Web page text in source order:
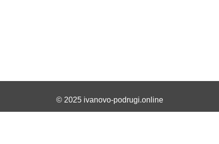
© 2025 ivanovo-podrugi.online